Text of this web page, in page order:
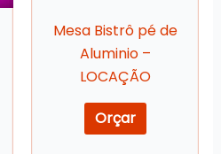
Mesa Bistrô pé de
Aluminio –
LOCAÇÃO
Orçar